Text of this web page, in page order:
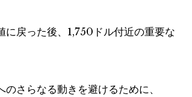
戻った後、1,750ドル付近の重要な
さらなる動きを避けるために、